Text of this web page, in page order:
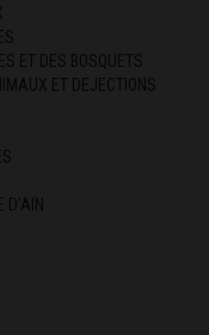
ET DES BOSQUETS
ET DEJECTIONS
D’AIN